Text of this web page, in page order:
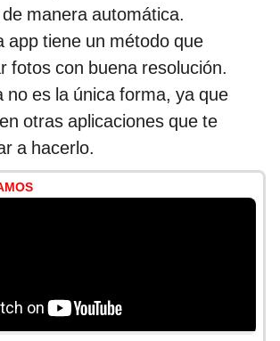
manera automática.
app tiene un método que
fotos con buena resolución.
no es la única forma, ya que
otras aplicaciones que te
a hacerlo.